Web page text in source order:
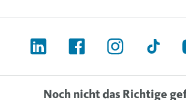
Noch nicht das Richtige